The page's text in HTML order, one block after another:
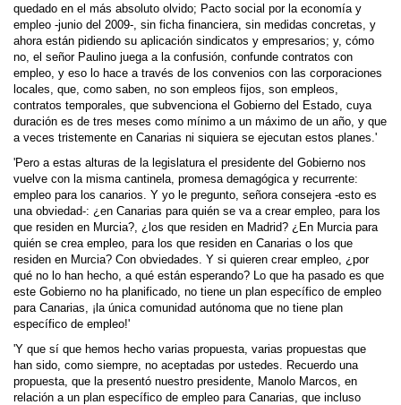
quedado en el más absoluto olvido; Pacto social por la economía y
empleo -junio del 2009-, sin ficha financiera, sin medidas concretas, y
ahora están pidiendo su aplicación sindicatos y empresarios; y, cómo
no, el señor Paulino juega a la confusión, confunde contratos con
empleo, y eso lo hace a través de los convenios con las corporaciones
locales, que, como saben, no son empleos fijos, son empleos,
contratos temporales, que subvenciona el Gobierno del Estado, cuya
duración es de tres meses como mínimo a un máximo de un año, y que
a veces tristemente en Canarias ni siquiera se ejecutan estos planes.'
'Pero a estas alturas de la legislatura el presidente del Gobierno nos
vuelve con la misma cantinela, promesa demagógica y recurrente:
empleo para los canarios. Y yo le pregunto, señora consejera -esto es
una obviedad-: ¿en Canarias para quién se va a crear empleo, para los
que residen en Murcia?, ¿los que residen en Madrid? ¿En Murcia para
quién se crea empleo, para los que residen en Canarias o los que
residen en Murcia? Con obviedades. Y si quieren crear empleo, ¿por
qué no lo han hecho, a qué están esperando? Lo que ha pasado es que
este Gobierno no ha planificado, no tiene un plan específico de empleo
para Canarias, ¡la única comunidad autónoma que no tiene plan
específico de empleo!'
'Y que sí que hemos hecho varias propuesta, varias propuestas que
han sido, como siempre, no aceptadas por ustedes. Recuerdo una
propuesta, que la presentó nuestro presidente, Manolo Marcos, en
relación a un plan específico de empleo para Canarias, que incluso